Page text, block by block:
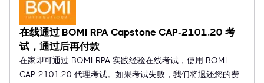
在线通过 BOMI RPA Capstone CAP-2101.20 考
试，通过后再付款
在家即可通过 BOMI RPA 实践经验在线考试，使用 BOMI
CAP-2101.20 代理考试。如果考试失败，我们将退还您的费